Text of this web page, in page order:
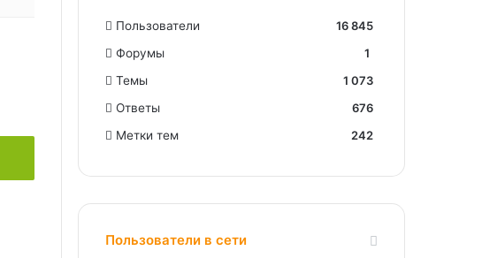
Пользователи
16 845
Форумы
1
Темы
1 073
Ответы
676
Метки тем
242
Пользователи в сети